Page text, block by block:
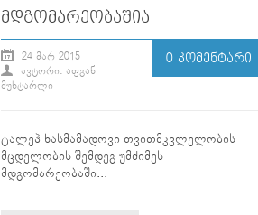
ᲛᲓᲒᲝᲛᲐᲠᲔᲝᲑᲐᲨᲘᲐ
24 ᲛᲐᲠ 2015
ᲐᲕᲢᲝᲠᲘ: ᲐᲤᲒᲐᲜ
ᲛᲣᲮᲢᲐᲠᲚᲘ
0 ᲙᲝᲛᲔᲜᲢᲐᲠᲘ
ტალეჰ ხასმამადოვი თვითმკვლელობის
მცდელობის შემდეგ უმძიმეს
მდგომარეობაში...